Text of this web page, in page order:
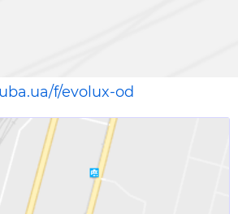
f/evolux-od